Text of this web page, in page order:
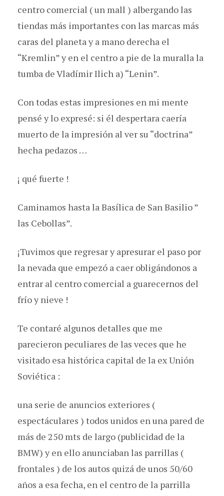
centro comercial ( un mall ) albergando las
tiendas más importantes con las marcas más
caras del planeta y a mano derecha el
“Kremlin” y en el centro a pie de la muralla la
tumba de Vladímir Ilich a) “Lenin”.
Con todas estas impresiones en mi mente
pensé y lo expresé: si él despertara caería
muerto de la impresión al ver su “doctrina”
hecha pedazos …
¡ qué fuerte !
Caminamos hasta la Basílica de San Basilio ”
las Cebollas”.
¡Tuvimos que regresar y apresurar el paso por
la nevada que empezó a caer obligándonos a
entrar al centro comercial a guarecernos del
frío y nieve !
Te contaré algunos detalles que me
parecieron peculiares de las veces que he
visitado esa histórica capital de la ex Unión
Soviética :
una serie de anuncios exteriores (
espectáculares ) todos unidos en una pared de
más de 250 mts de largo (publicidad de la
BMW) y en ello anunciaban las parrillas (
frontales ) de los autos quizá de unos 50/60
años a esa fecha, en el centro de la parrilla